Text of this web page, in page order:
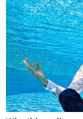
11 warga asing
'Ada pelanggan
"Sepasang
singgah di
untuk membeli
selepas dua
"Selepas
pasangan